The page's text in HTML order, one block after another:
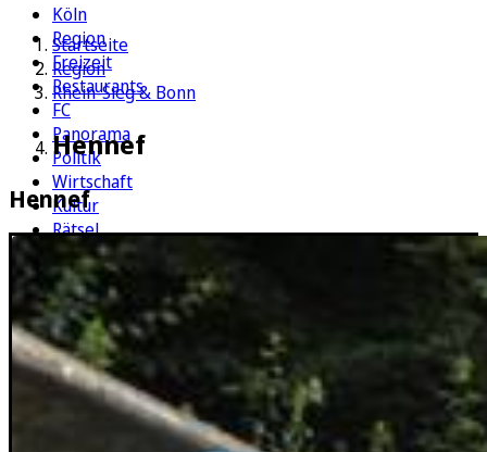
Köln
Region
Freizeit
Restaurants
FC
Panorama
Politik
Wirtschaft
Kultur
Rätsel
Newsletter
E-Paper
Startseite
Region
Rhein-Sieg & Bonn
Hennef
Hennef